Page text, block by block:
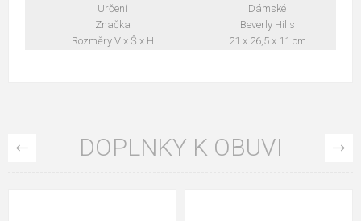
Určení
Dámské
Značka
Beverly Hills
Rozměry V x Š x H
21 x 26,5 x 11 cm
DOPLNKY K OBUVI